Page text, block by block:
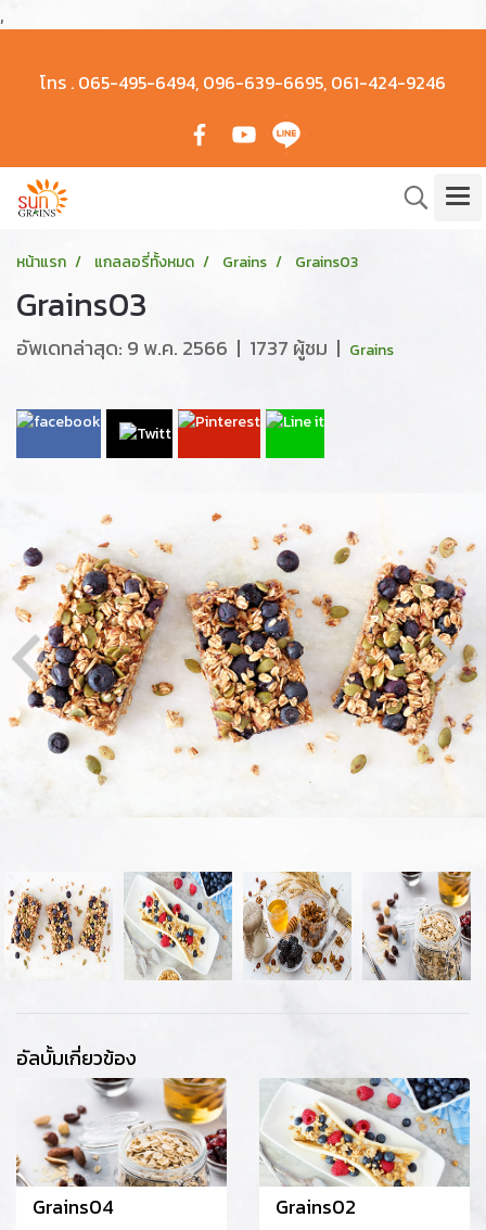
,
โทร . 065-495-6494, 096-639-6695, 061-424-9246
หน้าแรก แกลลอรี่ทั้งหมด Grains Grains03
Grains03
อัพเดทล่าสุด: 9 พ.ค. 2566 | 1737 ผู้ชม | Grains
อัลบั้มเกี่ยวข้อง
Grains04
Grains02